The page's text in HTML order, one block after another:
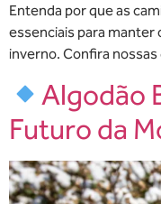
Entenda por que as
essenciais para manter
inverno. Confira
Algodão
Futuro da